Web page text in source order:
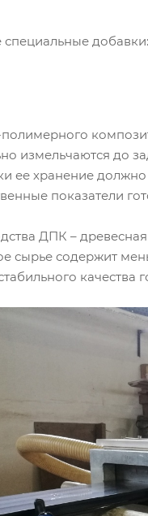
специальные
измельчаются до
ее хранение
показатели
ДПК –
сырье содержит
качества